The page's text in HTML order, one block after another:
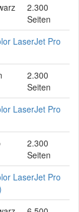
2.300
Seiten
LaserJet Pro
2.300
Seiten
LaserJet Pro
2.300
Seiten
LaserJet Pro